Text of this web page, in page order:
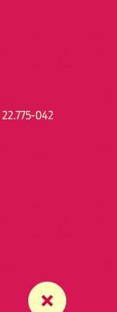
22.775-042